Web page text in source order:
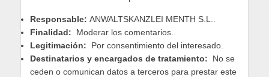
Responsable: ANWALTSKANZLEI MENTH S.L..
Finalidad: Moderar los comentarios.
Legitimación: Por consentimiento del interesado.
Destinatarios y encargados de tratamiento: No se
ceden o comunican datos a terceros para prestar este